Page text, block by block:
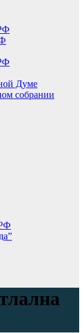
Думе
собрании